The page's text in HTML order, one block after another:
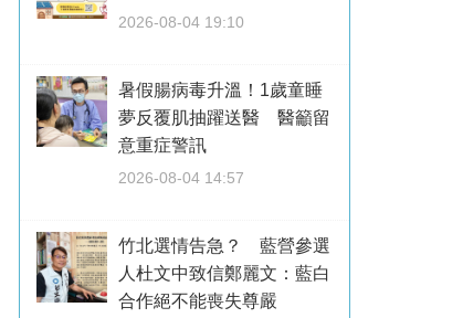
2026-08-04 19:10
暑假腸病毒升溫！1歲童睡
夢反覆肌抽躍送醫 醫籲留
意重症警訊
2026-08-04 14:57
竹北選情告急？ 藍營參選
人杜文中致信鄭麗文：藍白
合作絕不能喪失尊嚴